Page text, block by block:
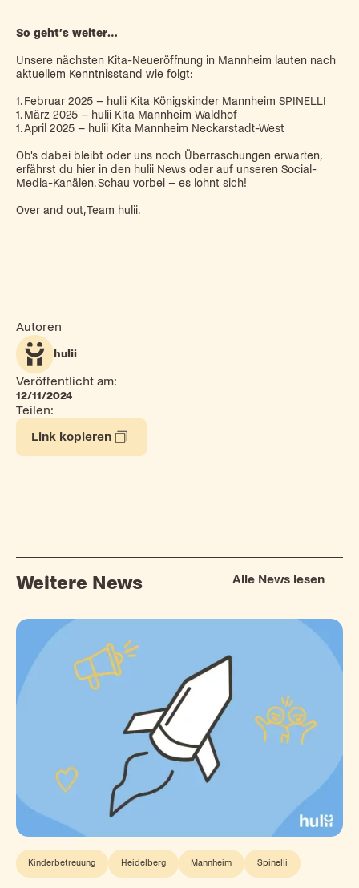
Autoren
hulii
Veröffentlicht am:
12/11/2024
Teilen:
Link kopieren
So geht’s weiter…
Unsere nächsten Kita-Neueröffnung in Mannheim lauten nach
aktuellem Kenntnisstand wie folgt:
1. Februar 2025 – hulii Kita Königskinder Mannheim SPINELLI
1. März 2025 – hulii Kita Mannheim Waldhof
1. April 2025 – hulii Kita Mannheim Neckarstadt-West
Ob's dabei bleibt oder uns noch Überraschungen erwarten,
erfährst du hier in den hulii News oder auf unseren Social-
Media-Kanälen. Schau vorbei – es lohnt sich!
Over and out, Team hulii.
Weitere News Alle News lesen
Kinderbetreuung Heidelberg Mannheim Spinelli